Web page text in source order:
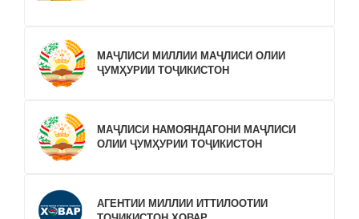
МАҶЛИСИ МИЛЛИИ МАҶЛИСИ ОЛИИ
ҶУМҲУРИИ ТОҶИКИСТОН
МАҶЛИСИ НАМОЯНДАГОНИ МАҶЛИСИ
ОЛИИ ҶУМҲУРИИ ТОҶИКИСТОН
АГЕНТИИ МИЛЛИИ ИТТИЛООТИИ